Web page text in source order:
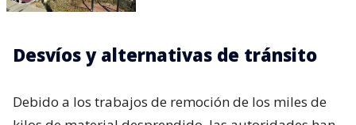
Desvíos y alternativas de tránsito
Debido a los trabajos de remoción de los miles de